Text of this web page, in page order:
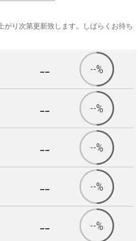
がり次第更新致します。しばらくお待ち
-- --%
-- --%
-- --%
-- --%
-- --%